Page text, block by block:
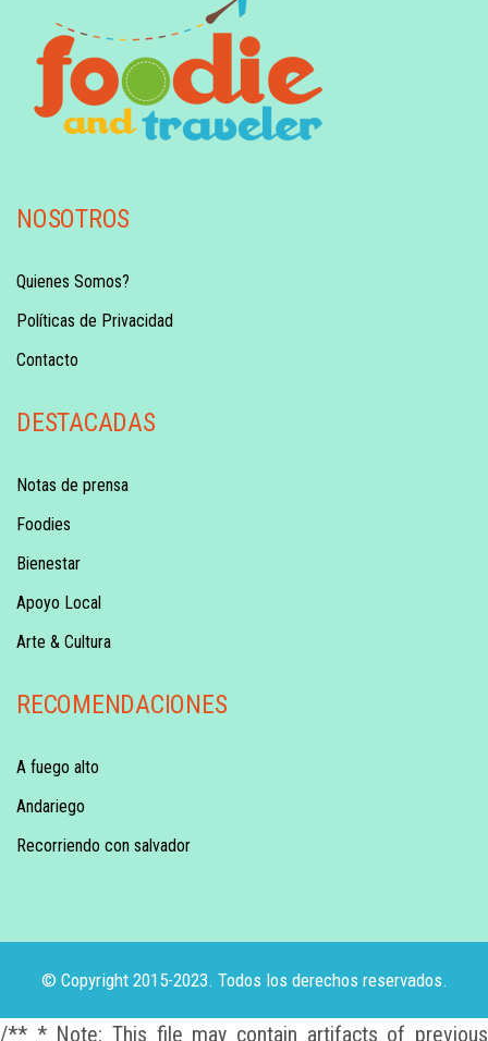
NOSOTROS
Quienes Somos?
Políticas de Privacidad
Contacto
DESTACADAS
Notas de prensa
Foodies
Bienestar
Apoyo Local
Arte & Cultura
RECOMENDACIONES
A fuego alto
Andariego
Recorriendo con salvador
© Copyright 2015-2023. Todos los derechos reservados.
/** * Note: This file may contain artifacts of previous